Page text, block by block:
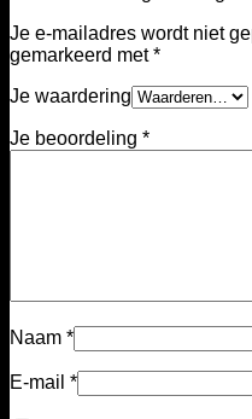
Je e-mailadres wordt niet
gemarkeerd met*
Je waardering
Je beoordeling *
Naam *
E-mail *